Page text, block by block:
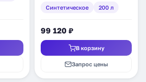
Синтетическое 200 л
99 120 ₽
В корзину
Запрос цены